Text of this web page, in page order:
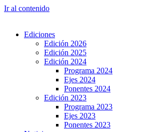
Ir al contenido
Ediciones
Edición 2026
Edición 2025
Edición 2024
Programa 2024
Ejes 2024
Ponentes 2024
Edición 2023
Programa 2023
Ejes 2023
Ponentes 2023